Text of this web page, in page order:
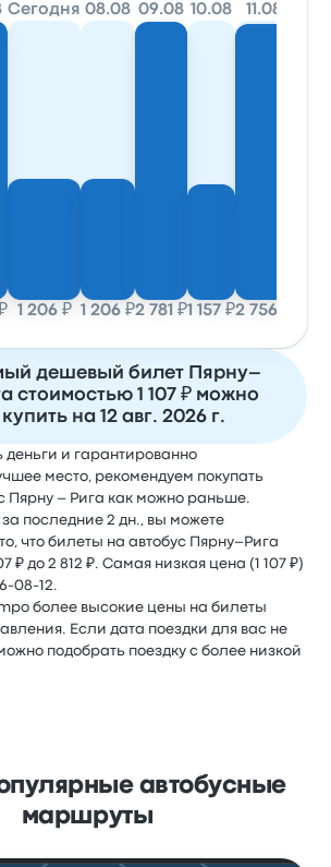
Сегодня
1 206 ₽
08.08
1 206 ₽
09.08
2 781 ₽
10.08
1 157 ₽
11.08
2 756 ₽
дешевый билет Пярну–
стоимостью 1 107 ₽ можно
купить на 12 авг. 2026 г.
деньги и гарантированно
место, рекомендуем покупать
Пярну – Рига как можно раньше.
последние 2 дн., вы можете
что билеты на автобус Пярну–Рига
₽ до 2 812 ₽. Самая низкая цена (1 107 ₽)
08-12.
более высокие цены на билеты
Если дата поездки для вас не
подобрать поездку с более низкой
автобусные
маршруты